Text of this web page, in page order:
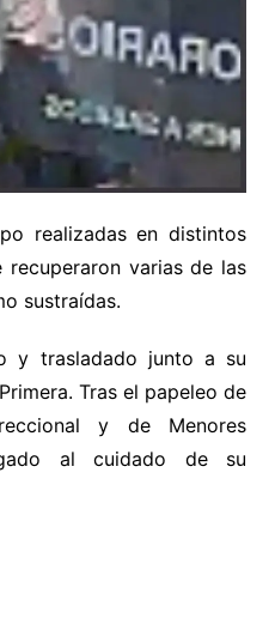
realizadas en distintos
varias de las
sustraídas.
y trasladado junto a su
Tras el papeleo de
y de Menores
al cuidado de su